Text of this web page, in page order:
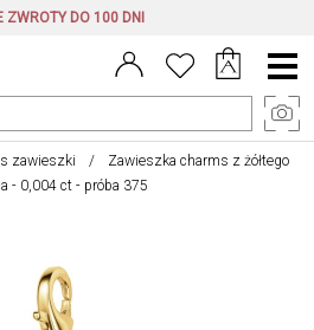
ZWROTY DO 100 DNI
Menu
główne
zawieszki
Zawieszka charms z żółtego
- 0,004 ct - próba 375